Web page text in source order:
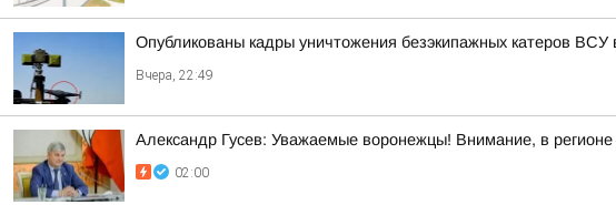
Опубликованы кадры уничтожения безэкипажных катеров
Вчера, 22:49
Александр Гусев: Уважаемые воронежцы! Внимание, в
02:00